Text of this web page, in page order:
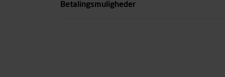
Betalingsmuligheder